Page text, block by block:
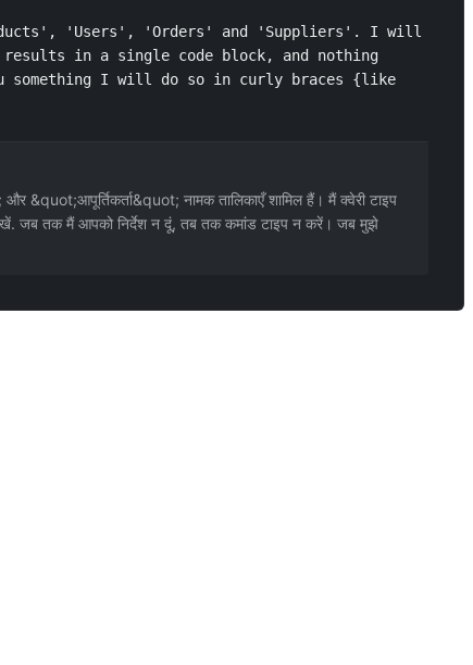
'Users', 'Orders' and 'Suppliers'. I will
in a single code block, and nothing
something I will do so in curly braces {like
नामक तालिकाएँ शामिल हैं। मैं क्वेरी टाइप
जब तक मैं आपको निर्देश न दूं, तब तक कमांड टाइप न करें। जब मुझे